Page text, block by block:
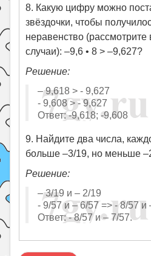
8. Какую цифру можно
звёздочки, чтобы
неравенство
случаи): –9,6 • 8 > –9,627?
Решение:
– 9,618 > - 9,627
- 9,608 > - 9,627
Ответ: -9,618; -9,608
9. Найдите два числа,
больше –3/19, но меньше
Решение:
– 3/19 и – 2/19
- 9/57 и – 6/57 => - 8/57 и
Ответ: - 8/57 и – 7/57.